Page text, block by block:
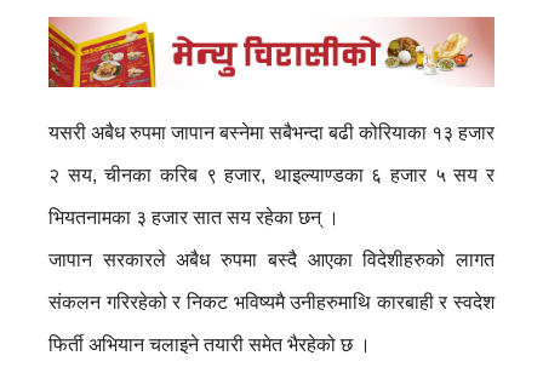
यसरी अबैध रुपमा जापान बस्नेमा सबैभन्दा बढी कोरियाका १३ हजार
२ सय, चीनका करिब ९ हजार, थाइल्याण्डका ६ हजार ५ सय र
भियतनामका ३ हजार सात सय रहेका छन् ।
जापान सरकारले अबैध रुपमा बस्दै आएका विदेशीहरुको लागत
संकलन गरिरहेको र निकट भविष्यमै उनीहरुमाथि कारबाही र स्वदेश
फिर्ती अभियान चलाइने तयारी समेत भैरहेको छ ।